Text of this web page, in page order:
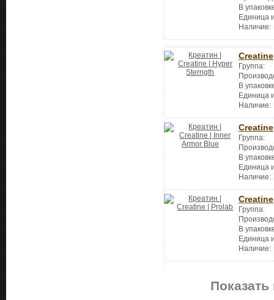
В
Единица
Наличие:
Creatine
Группа:
В
Единица
Наличие:
Creatine
Группа:
В
Единица
Наличие:
Creatine
Группа:
В
Единица
Наличие: